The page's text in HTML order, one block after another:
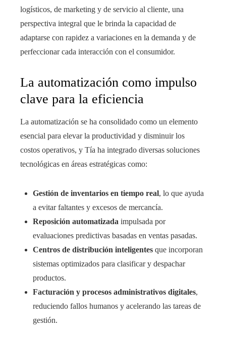
logísticos, de marketing y de servicio al cliente, una
perspectiva integral que le brinda la capacidad de
adaptarse con rapidez a variaciones en la demanda y de
perfeccionar cada interacción con el consumidor.
La automatización como impulso
clave para la eficiencia
La automatización se ha consolidado como un elemento
esencial para elevar la productividad y disminuir los
costos operativos, y Tía ha integrado diversas soluciones
tecnológicas en áreas estratégicas como:
Gestión de inventarios en tiempo real, lo que ayuda
a evitar faltantes y excesos de mercancía.
Reposición automatizada impulsada por
evaluaciones predictivas basadas en ventas pasadas.
Centros de distribución inteligentes que incorporan
sistemas optimizados para clasificar y despachar
productos.
Facturación y procesos administrativos digitales,
reduciendo fallos humanos y acelerando las tareas de
gestión.